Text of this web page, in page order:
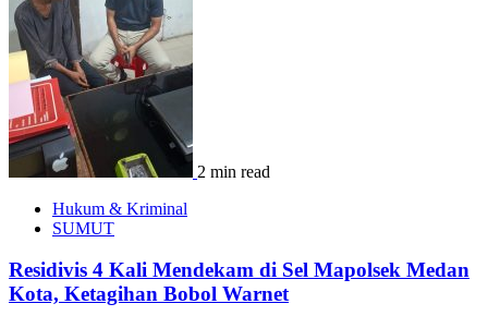
2 min read
Hukum & Kriminal
SUMUT
Residivis 4 Kali Mendekam di Sel Mapolsek Medan
Kota, Ketagihan Bobol Warnet